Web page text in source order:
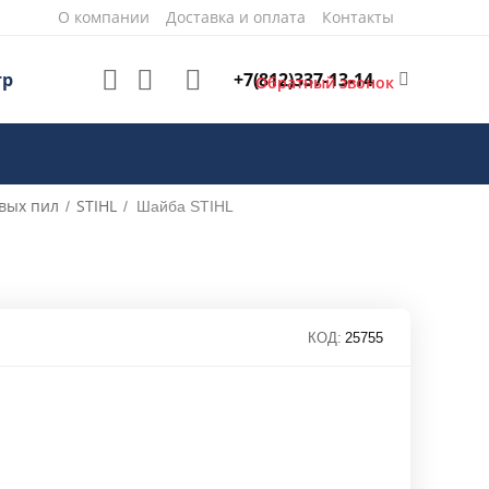
О компании Доставка и оплата Контакты
+7(812)337-13-14
Обратный звонок
пил / STIHL / Шайба STIHL
КОД: 25755